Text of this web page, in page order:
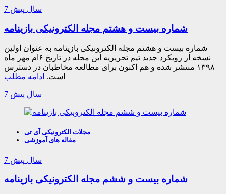
7 سال پیش
شماره بیست و هشتم مجله الکترونیکی بازینامه
شماره بیست و هشتم مجله الکترونیکی بازینامه به عنوان اولین
نسخه از رویکرد جدید تیم تحریریه این مجله در تاریخ ۶ام مهر ماه
۱۳۹۸ منتشر شده و هم اکنون برای مطالعه مخاطبان در دسترس
است. ادامه مطلب
7 سال پیش
مجلات الکترونیکی آی تی
مقاله های آموزشی
7 سال پیش
شماره بیست و ششم مجله الکترونیکی بازینامه